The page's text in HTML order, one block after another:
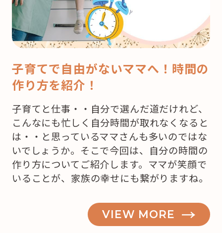
子育てで自由がないママへ！時間の
作り方を紹介！
子育てと仕事・・自分で選んだ道だけれど、
こんなにも忙しく自分時間が取れなくなると
は・・と思っているママさんも多いのではな
いでしょうか。そこで今回は、自分の時間の
作り方についてご紹介します。ママが笑顔で
いることが、家族の幸せにも繋がりますね。
VIEW MORE